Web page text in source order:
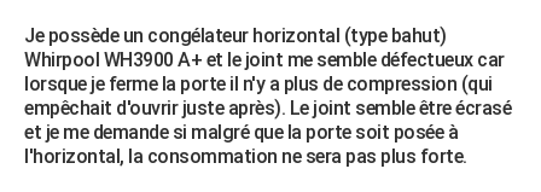
Forum
Aménagement intérieur
Extérieur
Cuisine
Salle de bains
Jardinage
Rangement
WEEK-END
Guides de France
Escapades
Patrimoine
Expositions
Musées
Week-end nature
+LIFESTYLE
Art de vivre
Bien-être
Loisirs
Mode
Modes de vie
SANTE
Je possède un congélateur horizontal (type bahut)
Whirpool WH3900 A+ et le joint me semble défectueux car
lorsque je ferme la porte il n'y a plus de compression (qui
empêchait d'ouvrir juste après). Le joint semble être écrasé
et je me demande si malgré que la porte soit posée à
l'horizontal, la consommation ne sera pas plus forte.